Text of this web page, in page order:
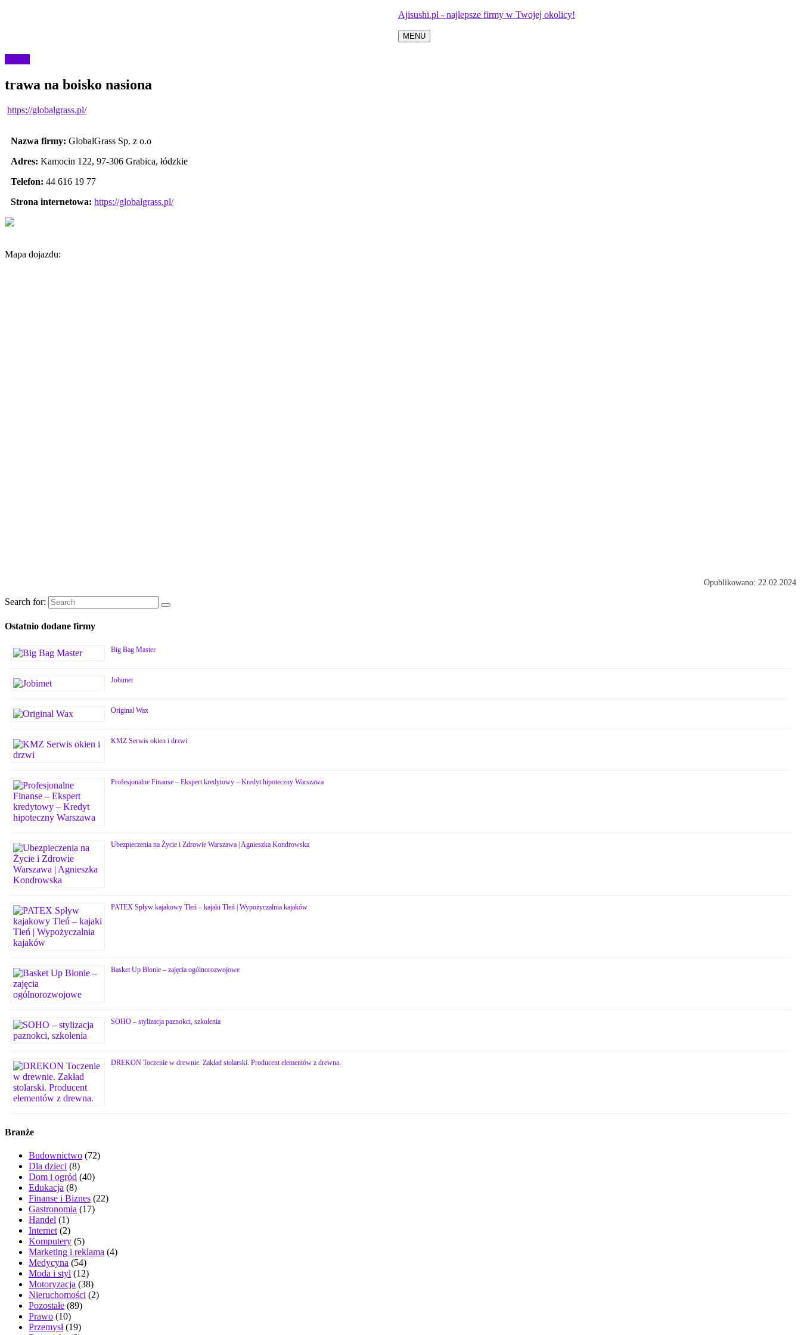
Ajisushi.pl - najlepsze firmy w Twojej okolicy!
MENU
trawa na boisko nasiona
https://globalgrass.pl/
Nazwa firmy: GlobalGrass Sp. z o.o
Adres: Kamocin 122, 97-306 Grabica, łódzkie
Telefon: 44 616 19 77
Strona internetowa: https://globalgrass.pl/
Mapa dojazdu:
Opublikowano: 22.02.2024
Search for:
Ostatnio dodane firmy
Big Bag Master
Jobimet
Original Wax
KMZ Serwis okien i drzwi
Profesjonalne Finanse – Ekspert kredytowy – Kredyt hipoteczny Warszawa
Ubezpieczenia na Życie i Zdrowie Warszawa | Agnieszka Kondrowska
PATEX Spływ kajakowy Tleń – kajaki Tleń | Wypożyczalnia kajaków
Basket Up Błonie – zajęcia ogólnorozwojowe
SOHO – stylizacja paznokci, szkolenia
DREKON Toczenie w drewnie. Zakład stolarski. Producent elementów z drewna.
Branże
Budownictwo (72)
Dla dzieci (8)
Dom i ogród (40)
Edukacja (8)
Finanse i Biznes (22)
Gastronomia (17)
Handel (1)
Internet (2)
Komputery (5)
Marketing i reklama (4)
Medycyna (54)
Moda i styl (12)
Motoryzacja (38)
Nieruchomości (2)
Pozostałe (89)
Prawo (10)
Przemysł(19)